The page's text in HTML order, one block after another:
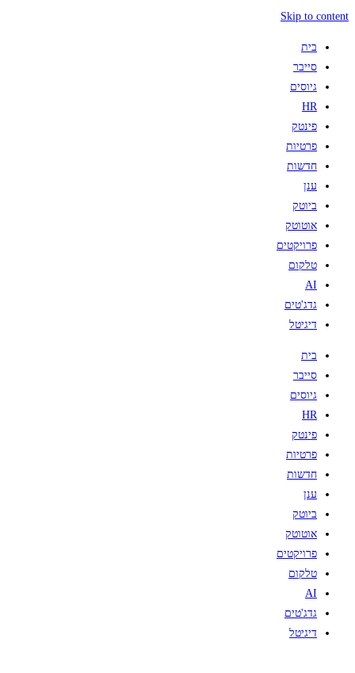
Skip to content
בית
סייבר
גיוסים
HR
פינטק
פרטיות
חדשות
ענן
ביוטק
אוטוטק
פרויקטים
טלקום
AI
גדג'טים
דיגיטל
בית
סייבר
גיוסים
HR
פינטק
פרטיות
חדשות
ענן
ביוטק
אוטוטק
פרויקטים
טלקום
AI
גדג'טים
דיגיטל